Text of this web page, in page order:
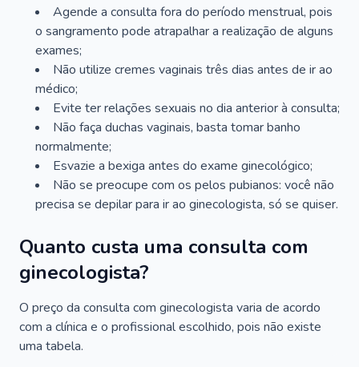
Agende a consulta fora do período menstrual, pois
o sangramento pode atrapalhar a realização de alguns
exames;
Não utilize cremes vaginais três dias antes de ir ao
médico;
Evite ter relações sexuais no dia anterior à consulta;
Não faça duchas vaginais, basta tomar banho
normalmente;
Esvazie a bexiga antes do exame ginecológico;
Não se preocupe com os pelos pubianos: você não
precisa se depilar para ir ao ginecologista, só se quiser.
Quanto custa uma consulta com
ginecologista?
O preço da consulta com ginecologista varia de acordo
com a clínica e o profissional escolhido, pois não existe
uma tabela.